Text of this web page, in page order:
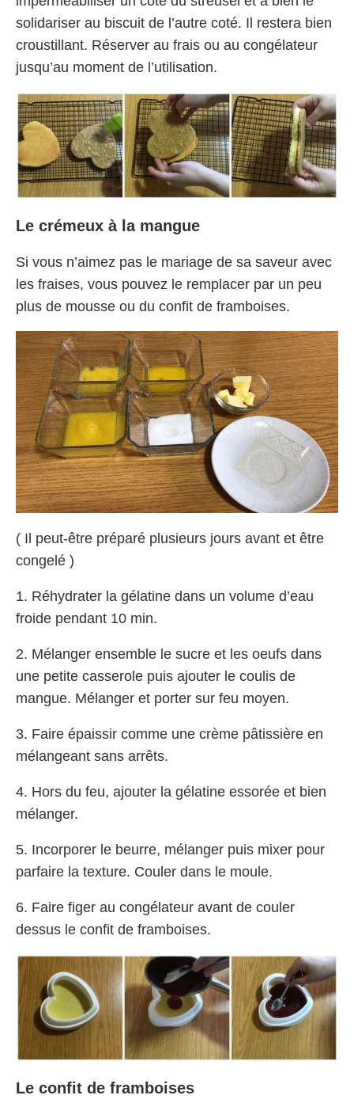
solidariser au biscuit de l’autre coté. Il restera bien
croustillant. Réserver au frais ou au congélateur
jusqu’au moment de l’utilisation.
Le crémeux à la mangue
Si vous n’aimez pas le mariage de sa saveur avec
les fraises, vous pouvez le remplacer par un peu
plus de mousse ou du confit de framboises.
( Il peut-être préparé plusieurs jours avant et être
congelé )
1. Réhydrater la gélatine dans un volume d’eau
froide pendant 10 min.
2. Mélanger ensemble le sucre et les oeufs dans
une petite casserole puis ajouter le coulis de
mangue. Mélanger et porter sur feu moyen.
3. Faire épaissir comme une crème pâtissière en
mélangeant sans arrêts.
4. Hors du feu, ajouter la gélatine essorée et bien
mélanger.
5. Incorporer le beurre, mélanger puis mixer pour
parfaire la texture. Couler dans le moule.
6. Faire figer au congélateur avant de couler
dessus le confit de framboises.
Le confit de framboises